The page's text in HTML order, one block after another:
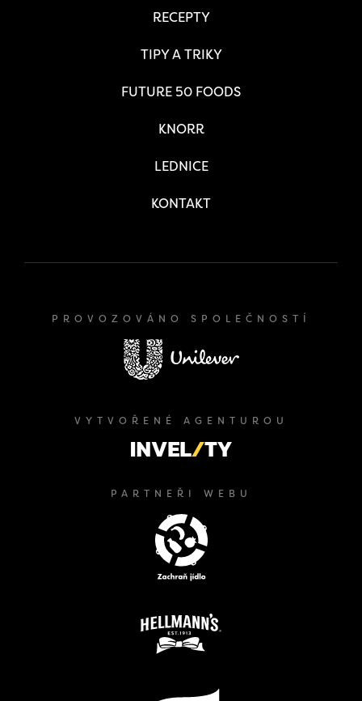
RECEPTY
TIPY A TRIKY
FUTURE 50 FOODS
KNORR
LEDNICE
KONTAKT
PROVOZOVÁNO SPOLEČNOSTÍ
VYTVOŘENÉ AGENTUROU
PARTNEŘI WEBU